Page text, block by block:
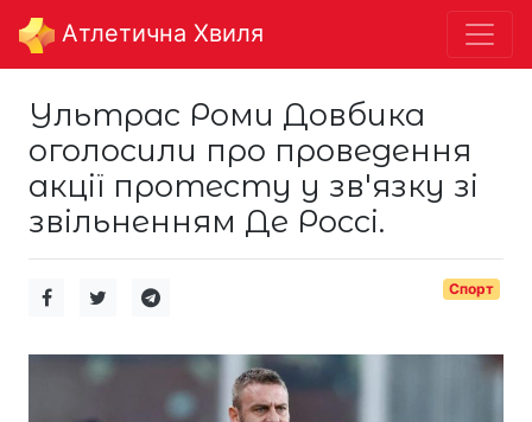
Aтлетична Хвиля
Ультрас Роми Довбика
оголосили про проведення
акції протесту у зв'язку зі
звільненням Де Россі.
Спорт